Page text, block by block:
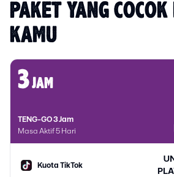
PAKET YANG COCOK
KAMU
3jam
TENG-GO 3 Jam
Masa Aktif 5 Hari
Kuota TikTok